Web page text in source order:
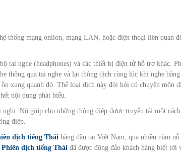
thống mạng onlion, mạng LAN, hoặc điện thoại liên quan
tai nghe (headphones) và các thiết bị điện tử hỗ trợ khác.
thông qua tai nghe và lại thông dịch cùng lúc khi nghe bằng
xung quanh đó. Thể loại dịch này đòi hỏi có chuyên môn
nội dung phát biểu.
Nó giúp cho những thông điệp được truyển tải một cách
điệp.
dịch tiếng Thái hàng đầu tại Việt Nam, qua nhiều năm
Phiên dịch tiếng Thái đã được đông đảo khách hàng biết tới